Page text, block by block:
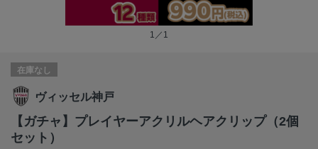
1／1
在庫なし
ヴィッセル神戸
【ガチャ】プレイヤーアクリルヘアクリップ（2個
セット）